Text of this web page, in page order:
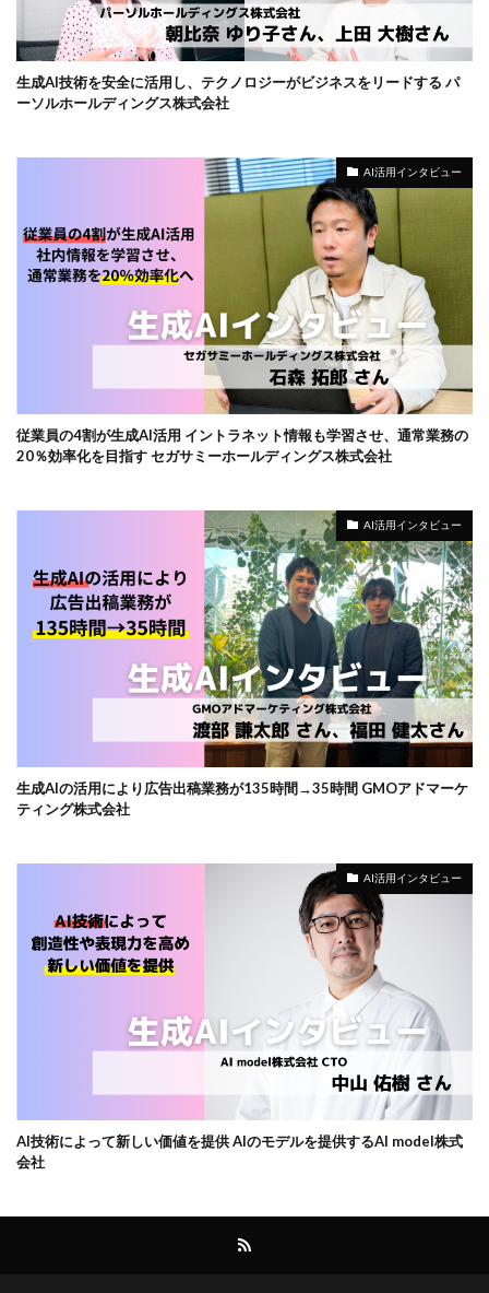
生成AI技術を安全に活用し、テクノロジーがビジネスをリードする パ
ーソルホールディングス株式会社
AI活用インタビュー
従業員の4割が生成AI活用 イントラネット情報も学習させ、通常業務の
20％効率化を目指す セガサミーホールディングス株式会社
AI活用インタビュー
生成AIの活用により広告出稿業務が135時間→35時間 GMOアドマーケ
ティング株式会社
AI活用インタビュー
AI技術によって新しい価値を提供 AIのモデルを提供するAI model株式
会社